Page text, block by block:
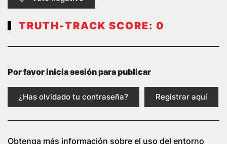
TRUTH-TRACK SCORE: 0
Por favor inicia sesión para publicar
¿Has olvidado tu contraseña? Registrar aquí
Obtenga más información sobre el uso del entorno